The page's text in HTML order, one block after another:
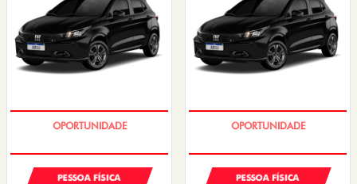
PESSOA FÍSICA PESSOA FÍSICA